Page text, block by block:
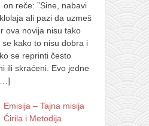
on reče: ”Sine, nabavi
ali pazi da uzmeš
ova novija nisu tako
se kako to nisu dobra i
se reprinti često
ili skraćeni. Evo jedne
Emisija – Tajna misija
Ćirila i Metodija